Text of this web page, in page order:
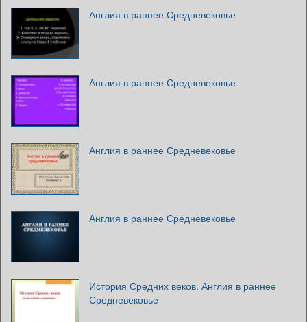
Англия в раннее Средневековье
Англия в раннее Средневековье
Англия в раннее Средневековье
Англия в раннее Средневековье
История Средних веков. Англия в раннее
Средневековье